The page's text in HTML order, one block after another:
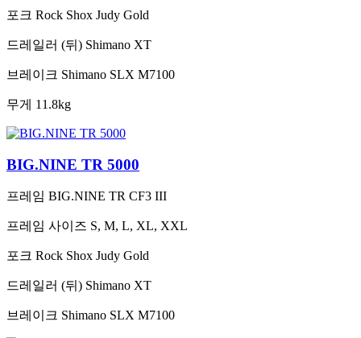
포크 Rock Shox Judy Gold
드레일러 (뒤) Shimano XT
브레이크 Shimano SLX M7100
무게 11.8kg
BIG.NINE TR 5000
프레임 BIG.NINE TR CF3 III
프레임 사이즈 S, M, L, XL, XXL
포크 Rock Shox Judy Gold
드레일러 (뒤) Shimano XT
브레이크 Shimano SLX M7100